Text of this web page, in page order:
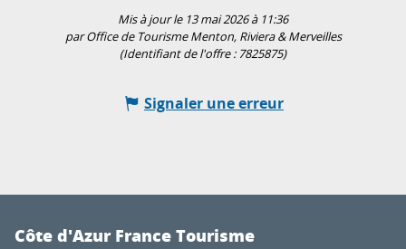
Mis à jour le 13 mai 2026 à 11:36
par Office de Tourisme Menton, Riviera & Merveilles
(Identifiant de l'offre : 7825875)
Signaler une erreur
Côte d'Azur France Tourisme